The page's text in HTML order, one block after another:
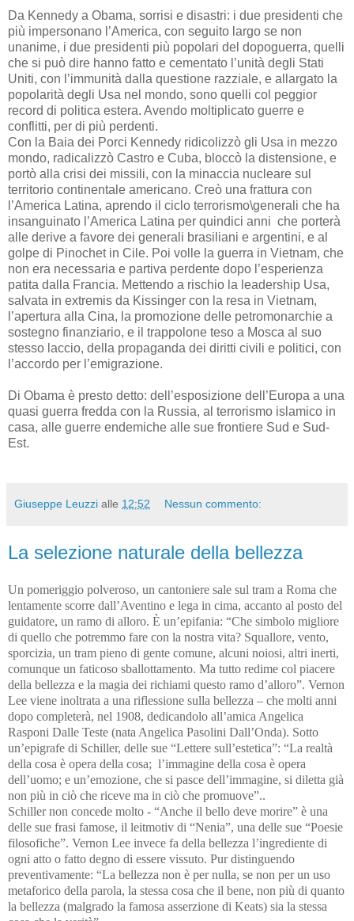
Da Kennedy a Obama, sorrisi e disastri: i due presidenti che
più impersonano l’America, con seguito largo se non
unanime, i due presidenti più popolari del dopoguerra, quelli
che si può dire hanno fatto e cementato l’unità degli Stati
Uniti, con l’immunità dalla questione razziale, e allargato la
popolarità degli Usa nel mondo, sono quelli col peggior
record di politica estera. Avendo moltiplicato guerre e
conflitti, per di più perdenti.
Con la Baia dei Porci Kennedy ridicolizzò gli Usa in mezzo
mondo, radicalizzò Castro e Cuba, bloccò la distensione, e
portò alla crisi dei missili, con la minaccia nucleare sul
territorio continentale americano. Creò una frattura con
l’America Latina, aprendo il ciclo terrorismo\generali che ha
insanguinato l’America Latina per quindici anni che porterà
alle derive a favore dei generali brasiliani e argentini, e al
golpe di Pinochet in Cile. Poi volle la guerra in Vietnam, che
non era necessaria e partiva perdente dopo l’esperienza
patita dalla Francia. Mettendo a rischio la leadership Usa,
salvata in extremis da Kissinger con la resa in Vietnam,
l’apertura alla Cina, la promozione delle petromonarchie a
sostegno finanziario, e il trappolone teso a Mosca al suo
stesso laccio, della propaganda dei diritti civili e politici, con
l’accordo per l’emigrazione.
Di Obama è presto detto: dell’esposizione dell’Europa a una
quasi guerra fredda con la Russia, al terrorismo islamico in
casa, alle guerre endemiche alle sue frontiere Sud e Sud-
Est.
Giuseppe Leuzzi alle 12:52 Nessun commento:
La selezione naturale della bellezza
Un pomeriggio polveroso, un cantoniere sale sul tram a Roma che
lentamente scorre dall’Aventino e lega in cima, accanto al posto del
guidatore, un ramo di alloro. È un’epifania: “Che simbolo migliore
di quello che potremmo fare con la nostra vita? Squallore, vento,
sporcizia, un tram pieno di gente comune, alcuni noiosi, altri inerti,
comunque un faticoso sballottamento. Ma tutto redime col piacere
della bellezza e la magia dei richiami questo ramo d’alloro”. Vernon
Lee viene inoltrata a una riflessione sulla bellezza – che molti anni
dopo completerà, nel 1908, dedicandolo all’amica Angelica
Rasponi Dalle Teste (nata Angelica Pasolini Dall’Onda). Sotto
un’epigrafe di Schiller, delle sue “Lettere sull’estetica”: “La realtà
della cosa è opera della cosa; l’immagine della cosa è opera
dell’uomo; e un’emozione, che si pasce dell’immagine, si diletta già
non più in ciò che riceve ma in ciò che promuove”..
Schiller non concede molto - “Anche il bello deve morire” è una
delle sue frasi famose, il leitmotiv di “Nenia”, una delle sue “Poesie
filosofiche”. Vernon Lee invece fa della bellezza l’ingrediente di
ogni atto o fatto degno di essere vissuto. Pur distinguendo
preventivamente: “La bellezza non è per nulla, se non per un uso
metaforico della parola, la stessa cosa che il bene, non più di quanto
la bellezza (malgrado la famosa asserzione di Keats) sia la stessa